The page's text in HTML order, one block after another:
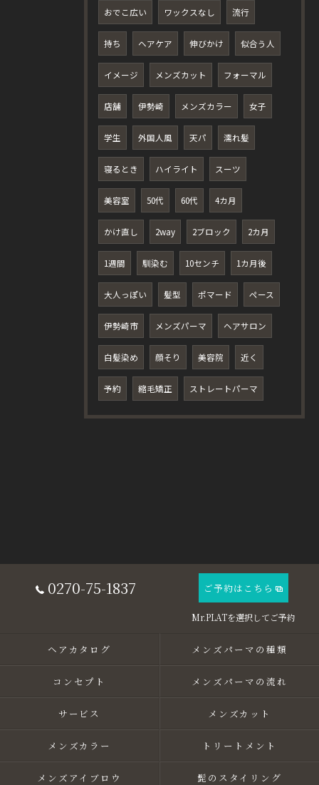
おでこ広い ワックスなし 流行
持ち ヘアケア 伸びかけ 似合う人
イメージ メンズカット フォーマル
店舗 伊勢崎 メンズカラー 女子
学生 外国人風 天パ 濡れ髪
寝るとき ハイライト スーツ
美容室 50代 60代 4カ月
かけ直し 2way 2ブロック 2カ月
1週間 馴染む 10センチ 1カ月後
大人っぽい 髪型 ポマード ペース
伊勢崎市 メンズパーマ ヘアサロン
白髪染め 顔そり 美容院 近く
予約 縮毛矯正 ストレートパーマ
0270-75-1837 ご予約はこちら
ヘアカタログ メンズパーマの種類
コンセプト メンズパーマの流れ
サービス メンズカット
メンズカラー トリートメント
メンズアイブロウ 髭のスタイリング